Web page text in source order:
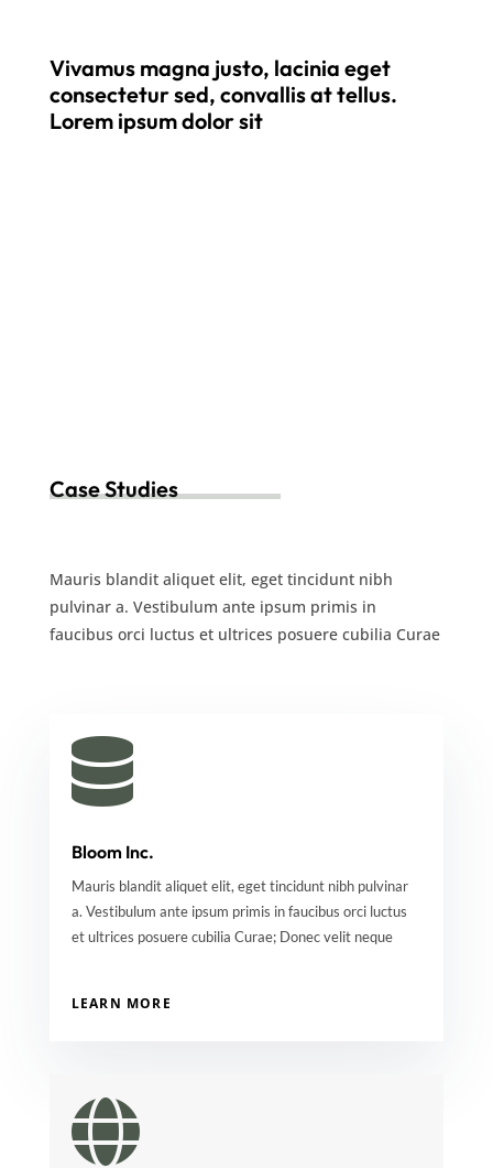
Vivamus magna justo, lacinia eget
consectetur sed, convallis at tellus.
Lorem ipsum dolor sit
Case Studies
Mauris blandit aliquet elit, eget tincidunt nibh
pulvinar a. Vestibulum ante ipsum primis in
faucibus orci luctus et ultrices posuere cubilia Curae

Bloom Inc.
Mauris blandit aliquet elit, eget tincidunt nibh pulvinar
a. Vestibulum ante ipsum primis in faucibus orci luctus
et ultrices posuere cubilia Curae; Donec velit neque
LEARN MORE
